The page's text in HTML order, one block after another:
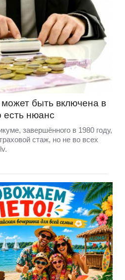
быть включена в
есть нюанс
завершённого в 1980 году,
стаж, но не во всех